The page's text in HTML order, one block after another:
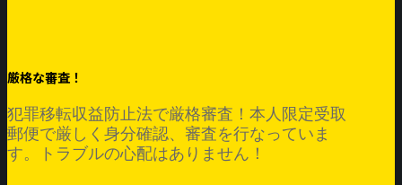
厳格な審査！
犯罪移転収益防止法で厳格審査！本人限定受取
郵便で厳しく身分確認、審査を行なっていま
す。トラブルの心配はありません！